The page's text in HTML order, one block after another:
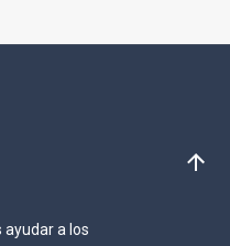
ayudar a los